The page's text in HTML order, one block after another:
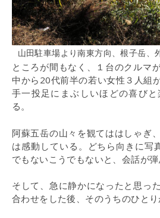
山田駐車場より南東方向、根子岳、
ところが間もなく、１台のクルマ
中から20代前半の若い女性３人組
手一投足にまぶしいほどの喜び
る。
阿蘇五岳の山々を観てははしゃぎ
は感動している。どちら向きに写
でもないこうでもないと、会話が弾
そして、急に静かになったと思っ
合わせをした後、そのうちのひと